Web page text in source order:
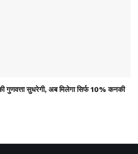
गुणवत्ता सुधरेगी, अब मिलेगा सिर्फ 10% कनकी